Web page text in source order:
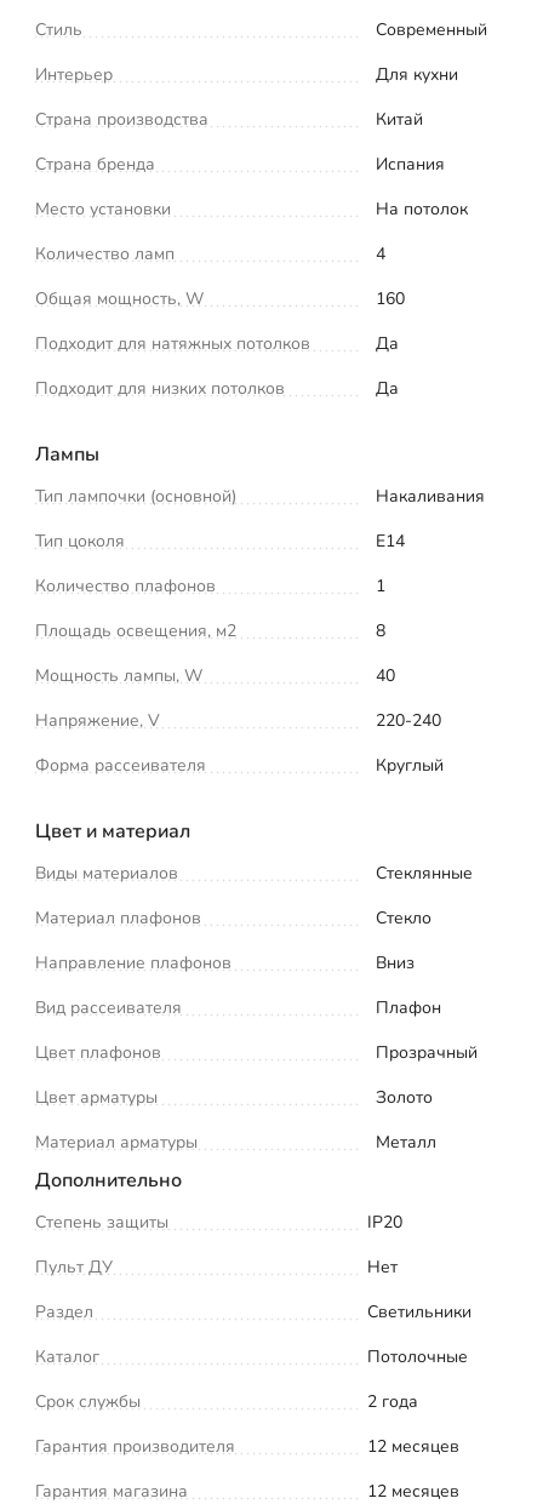
Стиль
Современный
Интерьер
Для кухни
Страна производства
Китай
Страна бренда
Испания
Место установки
На потолок
Количество ламп
4
Общая мощность, W
160
Подходит для натяжных потолков
Да
Подходит для низких потолков
Да
Лампы
Тип лампочки (основной)
Накаливания
Тип цоколя
E14
Количество плафонов
1
Площадь освещения, м2
8
Мощность лампы, W
40
Напряжение, V
220-240
Форма рассеивателя
Круглый
Цвет и материал
Виды материалов
Стеклянные
Материал плафонов
Стекло
Направление плафонов
Вниз
Вид рассеивателя
Плафон
Цвет плафонов
Прозрачный
Цвет арматуры
Золото
Материал арматуры
Металл
Дополнительно
Степень защиты
IP20
Пульт ДУ
Нет
Раздел
Светильники
Каталог
Потолочные
Срок службы
2 года
Гарантия производителя
12 месяцев
Гарантия магазина
12 месяцев